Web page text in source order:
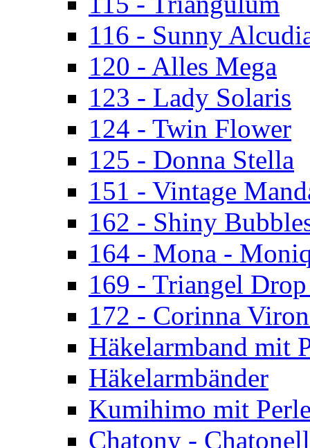
116 - Sunny
120 - Alles Mega
123 - Lady Solaris
124 - Twin Flower
125 - Donna Stella
151 - Vintage
162 - Shiny
164 - Mona -
169 - Triangel Drop
172 - Corinna
Häkelarmband mit
Häkelarmbänder
Kumihimo mit
Chatony -